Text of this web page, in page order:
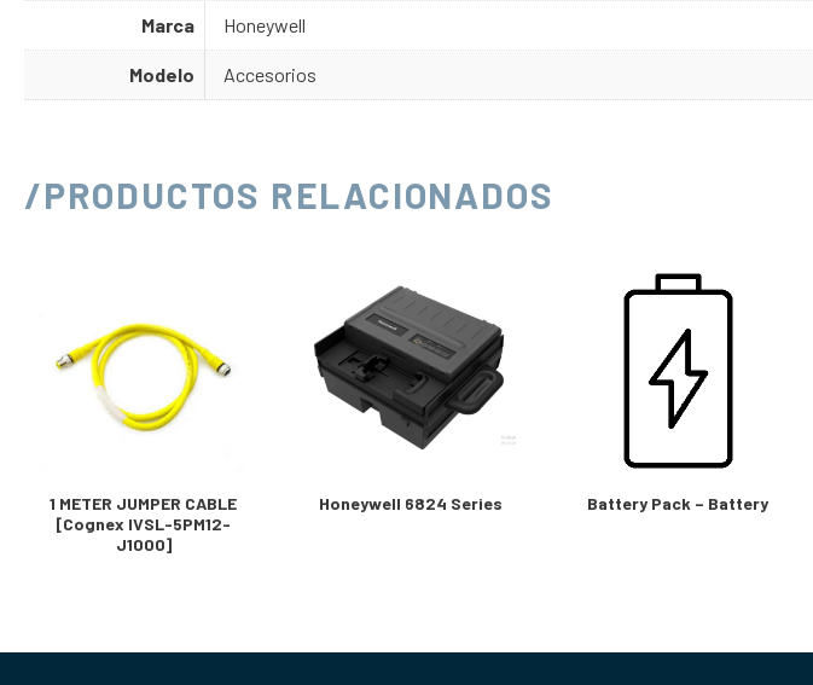
Marca Honeywell
Modelo Accesorios
/PRODUCTOS RELACIONADOS
1 METER JUMPER CABLE
[Cognex IVSL-5PM12-
J1000]
Honeywell 6824 Series Battery Pack – Battery